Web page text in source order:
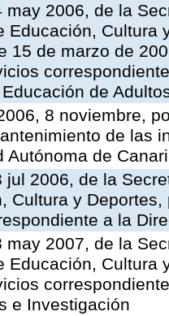
may 2006, de la
Educación, Cultura
15 de marzo de
de
8 noviembre,
de las
Autónoma de
jul 2006, de la
Cultura y
a la
may 2007, de la
Educación, Cultura
e Investigación